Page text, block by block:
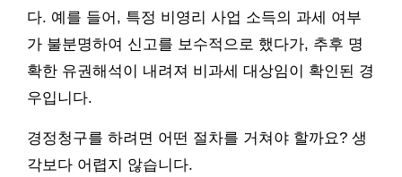
다. 예를 들어, 특정 비영리 사업 소득의 과세 여부
가 불분명하여 신고를 보수적으로 했다가, 추후 명
확한 유권해석이 내려져 비과세 대상임이 확인된 경
우입니다.
경정청구를 하려면 어떤 절차를 거쳐야 할까요? 생
각보다 어렵지 않습니다.